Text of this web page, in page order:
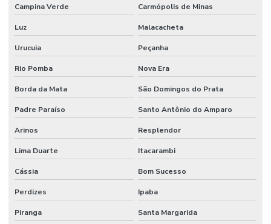
Reforma De Instalações Hidráulicas
Reforma E Manutenção Predial Completa
Remoção De Resíduos E Limpeza Eficaz
Retrofit de equipamentos industriais
Retrofit de instalações
Serviço Completo De Limpeza Corporativa
Serviço De Conservação
Serviço De Impermeabilização E Manutenção
Serviço De Jardinagem E Conservação
Campina Verde Carmópolis de Minas
Luz Malacacheta
Urucuia Peçanha
Rio Pomba Nova Era
Borda da Mata São Domingos do Prata
Padre Paraíso Santo Antônio do Amparo
Arinos Resplendor
Lima Duarte Itacarambi
Cássia Bom Sucesso
Perdizes Ipaba
Piranga Santa Margarida